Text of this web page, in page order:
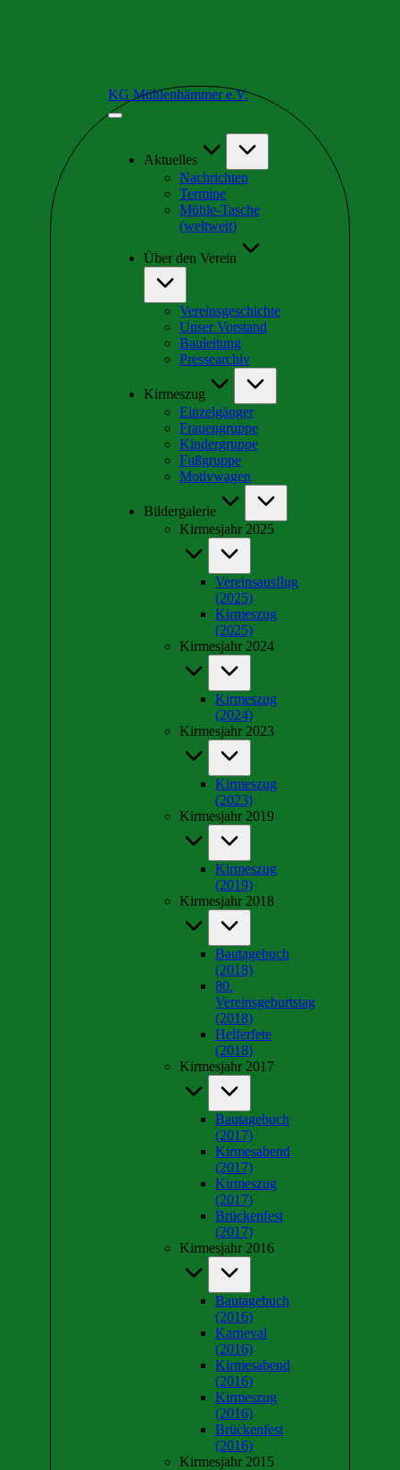
KG Mühlenhämmer e.V.
Wir
schrägsten
Aktuelles
Nachrichten
Termine
Mühle-Tasche
(weltweit)
Über den Verein
Vereinsgeschichte
Unser Vorstand
Bauleitung
Pressearchiv
Kirmeszug
Einzelgänger
Frauengruppe
Kindergruppe
Fußgruppe
Motivwagen
Bildergalerie
Kirmesjahr 2025
Vereinsausflug
(2025)
Kirmeszug
(2025)
Kirmesjahr 2024
Kirmeszug
(2024)
Kirmesjahr 2023
Kirmeszug
(2023)
Kirmesjahr 2019
Kirmeszug
(2019)
Kirmesjahr 2018
Bautagebuch
(2018)
80.
Vereinsgeburtstag
(2018)
Helferfete
(2018)
Kirmesjahr 2017
Bautagebuch
(2017)
Kirmesabend
(2017)
Kirmeszug
(2017)
Brückenfest
(2017)
Kirmesjahr 2016
Bautagebuch
(2016)
Karneval
(2016)
Kirmesabend
(2016)
Kirmeszug
(2016)
Brückenfest
(2016)
Kirmesjahr 2015